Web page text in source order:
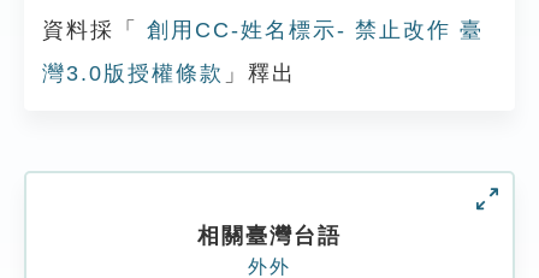
資料採「
創用CC-姓名標示- 禁止改作 臺
灣3.0版授權條款 」釋出
相關臺灣台語
外外